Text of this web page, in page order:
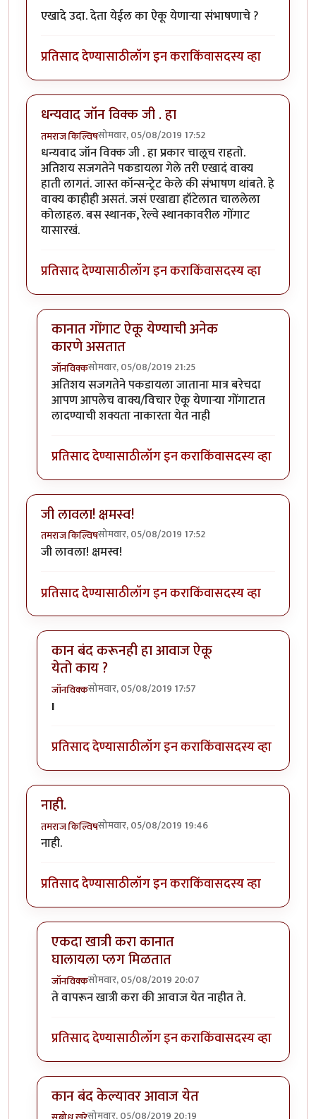
एखादे उदा. देता येईल का ऐकू येणाऱ्या संभाषणाचे ?
प्रतिसाद देण्यासाठीलॉग इन कराकिंवासदस्य व्हा
धन्यवाद जॉन विक्क जी . हा
तमराज किल्विषसोमवार, 05/08/2019 17:52
धन्यवाद जॉन विक्क जी . हा प्रकार चालूच राहतो.
अतिशय सजगतेने पकडायला गेले तरी एखादं वाक्य
हाती लागतं. जास्त कॉन्सन्ट्रेट केले की संभाषण थांबते. हे
वाक्य काहीही असतं. जसं एखाद्या हॉटेलात चाललेला
कोलाहल. बस स्थानक, रेल्वे स्थानकावरील गोंगाट
यासारखं.
प्रतिसाद देण्यासाठीलॉग इन कराकिंवासदस्य व्हा
कानात गोंगाट ऐकू येण्याची अनेक
कारणे असतात
जॉनविक्कसोमवार, 05/08/2019 21:25
In reply toधन्यवाद जॉन विक्क जी . हाbyतमराज किल्विष
अतिशय सजगतेने पकडायला जाताना मात्र बरेचदा
आपण आपलेच वाक्य/विचार ऐकू येणाऱ्या गोंगाटात
लादण्याची शक्यता नाकारता येत नाही
प्रतिसाद देण्यासाठीलॉग इन कराकिंवासदस्य व्हा
जी लावला! क्षमस्व!
तमराज किल्विषसोमवार, 05/08/2019 17:52
जी लावला! क्षमस्व!
प्रतिसाद देण्यासाठीलॉग इन कराकिंवासदस्य व्हा
कान बंद करूनही हा आवाज ऐकू
येतो काय ?
जॉनविक्कसोमवार, 05/08/2019 17:57
In reply to
I
प्रतिसाद देण्यासाठीलॉग इन कराकिंवासदस्य व्हा
नाही.
तमराज किल्विषसोमवार, 05/08/2019 19:46
नाही.
प्रतिसाद देण्यासाठीलॉग इन कराकिंवासदस्य व्हा
एकदा खात्री करा कानात
घालायला प्लग मिळतात
जॉनविक्कसोमवार, 05/08/2019 20:07
In reply toनाही.byतमराज किल्विष
ते वापरून खात्री करा की आवाज येत नाहीत ते.
प्रतिसाद देण्यासाठीलॉग इन कराकिंवासदस्य व्हा
कान बंद केल्यावर आवाज येत